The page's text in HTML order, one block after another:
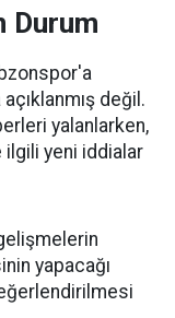
Durum
değil.
yalanlarken,
ilgili yeni iddialar
yapacağı